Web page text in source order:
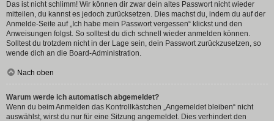
Das ist nicht schlimm! Wir können dir zwar dein altes Passwort nicht wieder
mitteilen, du kannst es jedoch zurücksetzen. Dies machst du, indem du auf der
Anmelde-Seite auf „Ich habe mein Passwort vergessen“ klickst und den
Anweisungen folgst. So solltest du dich schnell wieder anmelden können.
Solltest du trotzdem nicht in der Lage sein, dein Passwort zurückzusetzen, so
wende dich an die Board-Administration.
Nach oben
Warum werde ich automatisch abgemeldet?
Wenn du beim Anmelden das Kontrollkästchen „Angemeldet bleiben“ nicht
auswählst, wirst du nur für eine Sitzung angemeldet. Dies verhindert den